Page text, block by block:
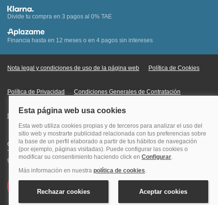
Divide tu compra en 3 pagos al 0% TAE
Financia hasta en 12 meses o en 4 pagos sin intereses
Nota legal y condiciones de uso de la página web Política de Cookies
Política de Privacidad Condiciones Generales de Contratación
Información Legal sobre Mercados en Línea
Quehoteles.com - Especialistas en hoteles © Copyright Veturis Travel S.A.
Todos los derechos reservados. Autorización nº I-AV0000879.4 Tel: +34
915759999